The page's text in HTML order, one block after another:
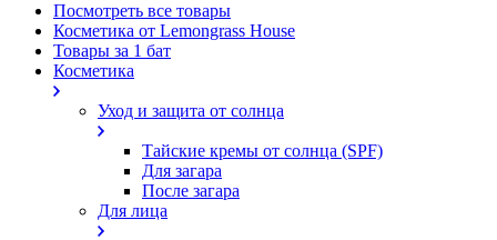
Посмотреть все товары
Косметика от Lemongrass House
Товары за 1 бат
Косметика
Уход и защита от солнца
Тайские кремы от солнца (SPF)
Для загара
После загара
Для лица